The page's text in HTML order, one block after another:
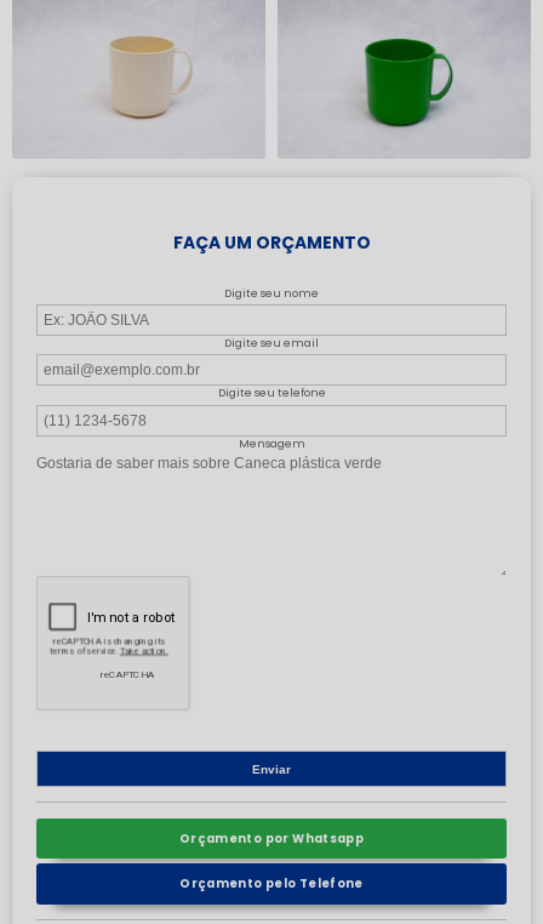
FAÇA UM ORÇAMENTO
Digite seu nome
Digite seu email
Digite seu telefone
Mensagem
Orçamento por Whatsapp
Orçamento pelo Telefone